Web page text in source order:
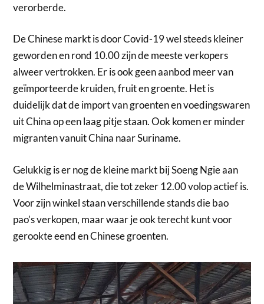
verorberde.
De Chinese markt is door Covid-19 wel steeds kleiner
geworden en rond 10.00 zijn de meeste verkopers
alweer vertrokken. Er is ook geen aanbod meer van
geïmporteerde kruiden, fruit en groente. Het is
duidelijk dat de import van groenten en voedingswaren
uit China op een laag pitje staan. Ook komen er minder
migranten vanuit China naar Suriname.
Gelukkig is er nog de kleine markt bij Soeng Ngie aan
de Wilhelminastraat, die tot zeker 12.00 volop actief is.
Voor zijn winkel staan verschillende stands die bao
pao’s verkopen, maar waar je ook terecht kunt voor
gerookte eend en Chinese groenten.